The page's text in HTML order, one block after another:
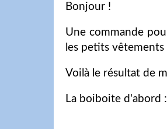
Bonjour !
Une commande
les petits
Voilà le résultat de
La boiboite d'abord :